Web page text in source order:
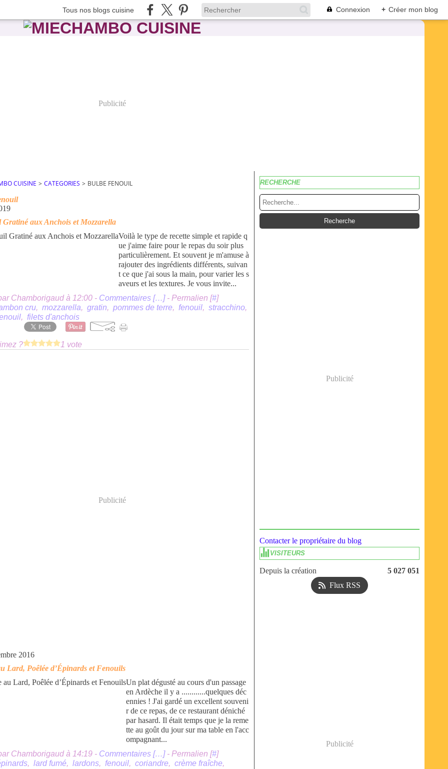
Tous nos blogs cuisine Connexion + Créer mon blog
Publicité
CUISINE > CATEGORIES > BULBE FENOUIL
Gratiné aux Anchois et Mozzarella
Voilà le type de recette simple et rapide q
ue j'aime faire pour le repas du soir plus
particulièrement. Et souvent je m'amuse à
rajouter des ingrédients différents, suivan
t ce que j'ai sous la main, pour varier les s
aveurs et les textures. Je vous invite...
Chamborigaud à 12:00 - Commentaires […]- Permalien [#]
cru, mozzarella, gratin, pommes de terre, fenouil, stracchino,
, filets d'anchois
? 1 vote
Publicité
2016
Lard, Poêlée d’Épinards et Fenouils
Un plat dégusté au cours d'un passage
en Ardèche il y a ............quelques déc
ennies ! J'ai gardé un excellent souveni
r de ce repas, de ce restaurant déniché
par hasard. Il était temps que je la reme
tte au goût du jour sur ma table en l'acc
ompagnant...
Chamborigaud à 14:19 - Commentaires […]- Permalien [#]
, lard fumé, lardons, fenouil, coriandre, crème fraîche,
RECHERCHE
Publicité
Contacter le propriétaire du blog
VISITEURS
Depuis la création
5 027 051
Flux RSS
Publicité